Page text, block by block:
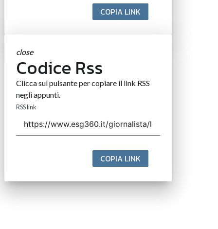
COPIA LINK
close
Codice Rss
Clicca sul pulsante per copiare il link RSS
negli appunti.
RSS link
COPIA LINK